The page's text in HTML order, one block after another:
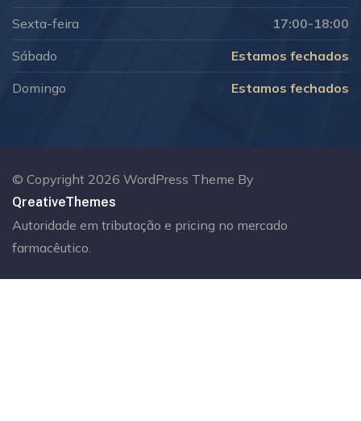
Sexta-feira
17:00-18:00
Sábado
Estamos fechados
Domingo
Estamos fechados
© Copyright 2026 WordPress Theme By
QreativeThemes
Autoridade em tributação e pricing no mercado
farmacêutico.